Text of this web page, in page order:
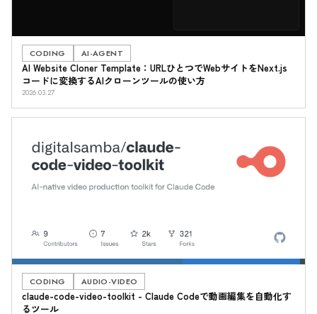
CODING AI-AGENT
AI Website Cloner Template：URLひとつでWebサイトをNext.js
コードに変換するAIクローンツールの使い方
2026.03.27
CODING AUDIO-VIDEO
claude-code-video-toolkit - Claude Codeで動画編集を自動化す
るツール